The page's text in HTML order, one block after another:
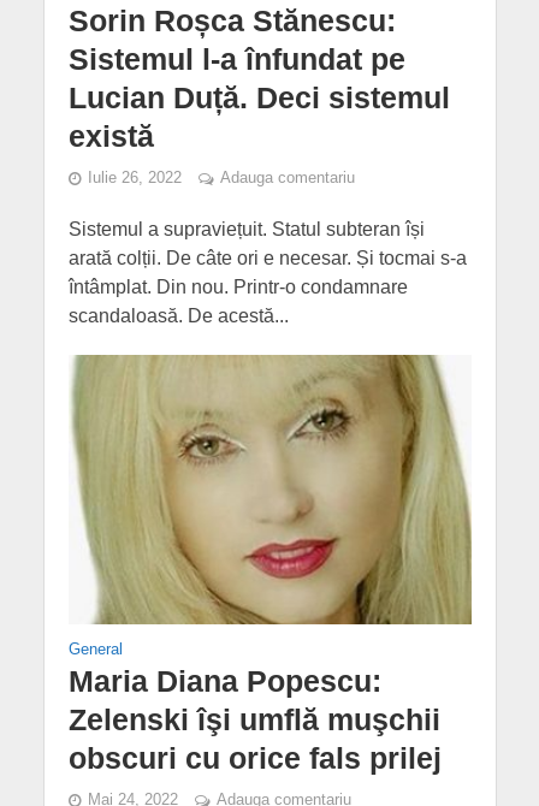
Sorin Roșca Stănescu:
Sistemul l-a înfundat pe
Lucian Duță. Deci sistemul
există
Iulie 26, 2022 Adauga comentariu
Sistemul a supraviețuit. Statul subteran își
arată colții. De câte ori e necesar. Și tocmai s-a
întâmplat. Din nou. Printr-o condamnare
scandaloasă. De acestă...
General
Maria Diana Popescu:
Zelenski îşi umflă muşchii
obscuri cu orice fals prilej
Mai 24, 2022 Adauga comentariu